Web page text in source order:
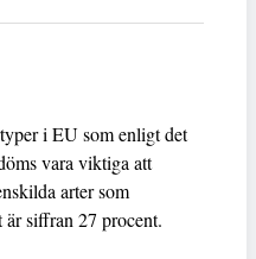
i EU som enligt det
vara viktiga att
arter som
är siffran 27 procent.